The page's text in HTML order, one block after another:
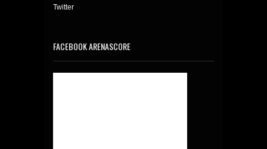
Twitter
FACEBOOK ARENASCORE